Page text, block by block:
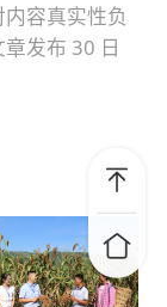
容真实性负
发布 30 日